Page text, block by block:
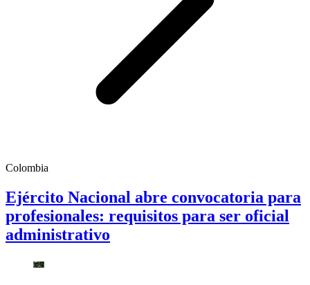
Colombia
Ejército Nacional abre convocatoria para
profesionales: requisitos para ser oficial
administrativo